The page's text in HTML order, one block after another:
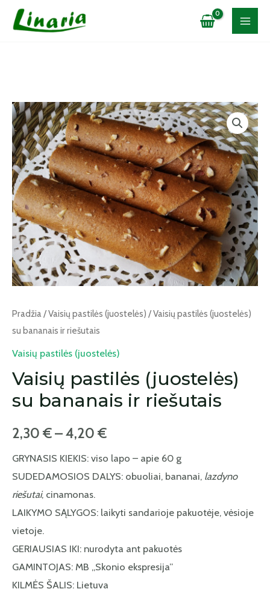
Pradžia/Vaisių pastilės (juostelės) / Vaisių pastilės (juostelės)
su bananais ir riešutais
Vaisių pastilės (juostelės)
Vaisių pastilės (juostelės)
su bananais ir riešutais
2,30 €–4,20 €
GRYNASIS KIEKIS: viso lapo – apie 60 g
SUDEDAMOSIOS DALYS: obuoliai, bananai, lazdyno
riešutai, cinamonas.
LAIKYMO SĄLYGOS: laikyti sandarioje pakuotėje, vėsioje
vietoje.
GERIAUSIAS IKI: nurodyta ant pakuotės
GAMINTOJAS: MB „Skonio ekspresija”
KILMĖS ŠALIS: Lietuva